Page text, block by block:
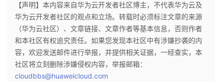
【声明】本内容来自华为云开发者社区博主，不代表华为云及
华为云开发者社区的观点和立场。转载时必须标注文章的来源
（华为云社区）、文章链接、文章作者等基本信息，否则作者
和本社区有权追究责任。如果您发现本社区中有涉嫌抄袭的内
容，欢迎发送邮件进行举报，并提供相关证据，一经查实，本
社区将立刻删除涉嫌侵权内容，举报邮箱：
cloudbbs@huaweicloud.com